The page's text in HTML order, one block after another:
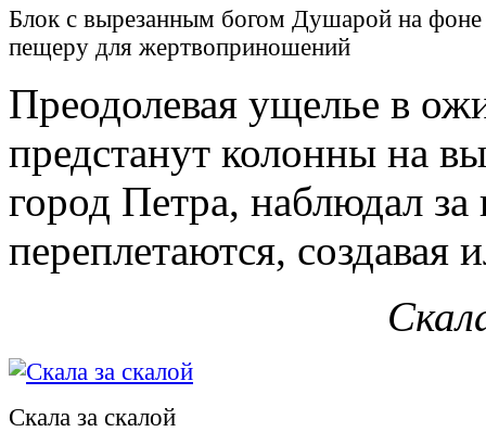
Блок с вырезанным богом Душарой на фоне
пещеру для жертвоприношений
Преодолевая ущелье в
предстанут колонны на
город Петра, наблюдал
переплетаются, создавая
Скала за скалой